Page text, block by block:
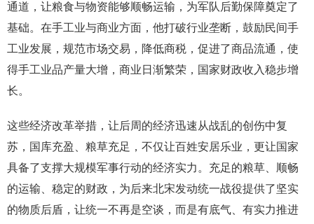
通道，让粮食与物资能够顺畅运输，为军队后勤保障奠定了
基础。在手工业与商业方面，他打破行业垄断，鼓励民间手
工业发展，规范市场交易，降低商税，促进了商品流通，使
得手工业品产量大增，商业日渐繁荣，国家财政收入稳步增
长。
这些经济改革举措，让后周的经济迅速从战乱的创伤中复
苏，国库充盈、粮草充足，不仅让百姓安居乐业，更让国家
具备了支撑大规模军事行动的经济实力。充足的粮草、顺畅
的运输、稳定的财政，为后来北宋发动统一战役提供了坚实
的物质后盾，让统一不再是空谈，而是有底气、有实力推进